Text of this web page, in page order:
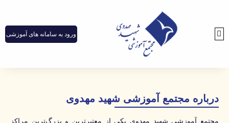
ورود به سامانه های آموزشی
درباره مجتمع آموزشی شهید مهدوی
مجتمع آموزشی شهید مهدوی یکی از معتبرترین و بزرگ‌ترین مراکز